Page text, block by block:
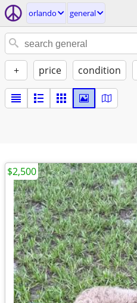
orlando general
+ price condition
$2,500